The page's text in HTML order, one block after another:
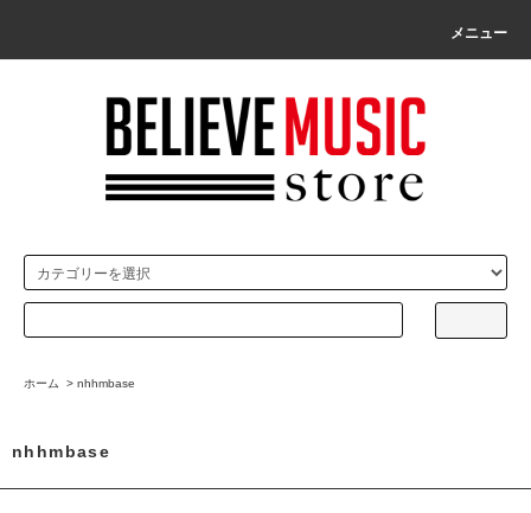
メニュー
ホーム > nhhmbase
nhhmbase